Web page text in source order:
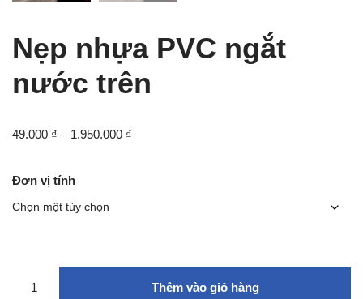
Nẹp nhựa PVC ngắt
nước trên
49.000 ₫ – 1.950.000 ₫
Đơn vị tính
Thêm vào giỏ hàng